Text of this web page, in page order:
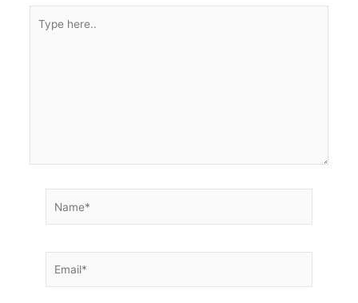
here..